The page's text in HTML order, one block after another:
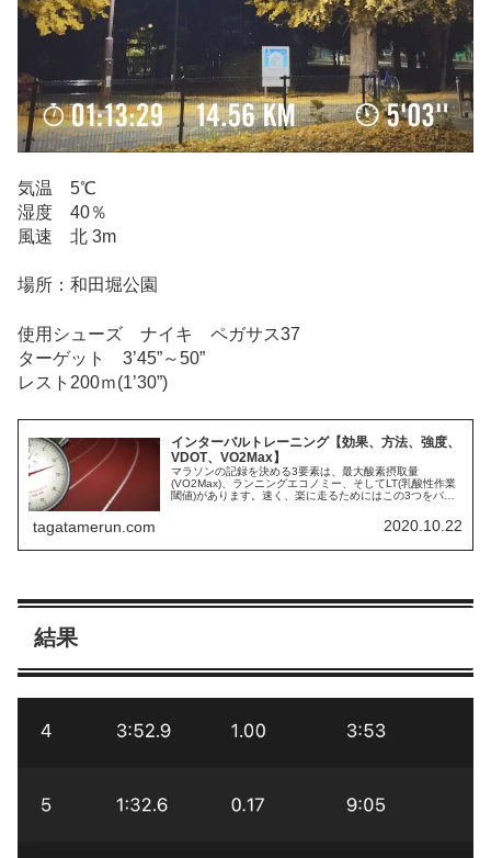
気温 5℃
湿度 40％
風速 北 3m
場所：和田堀公園
使用シューズ ナイキ ペガサス37
ターゲット 3’45”～50”
レスト200ｍ(1’30”)
インターバルトレーニング【効果、方法、強度、
VDOT、VO2Max】
マラソンの記録を決める3要素は、最大酸素摂取量
(VO2Max)、ランニングエコノミー、そしてLT(乳酸性作業
閾値)があります。速く、楽に走るためにはこの3つをバラ
tagatamerun.com 2020.10.22
結果